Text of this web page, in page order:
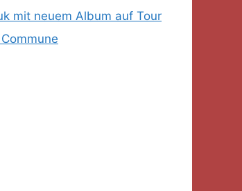
mit neuem Album auf Tour